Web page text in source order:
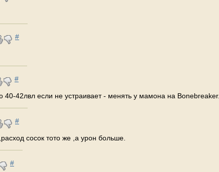
#
#
40-42лвл если не устраивает - менять у мамона на Bonebreaker.
#
сосок тото же ,а урон больше.
#